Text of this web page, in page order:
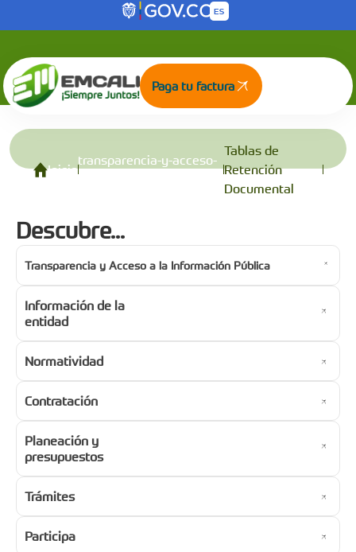
Saltar al contenido principal
Tablas de Retención Documental
Paga tu factura
Inicio
transparencia-y-acceso-
a-la-informacion-publica
Tablas de
Retención
Documental
Descubre...
Transparencia y Acceso a la Información Pública
Información de la
entidad
Normatividad
Contratación
Planeación y
presupuestos
Trámites
Participa